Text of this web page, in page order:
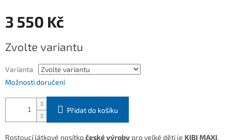
3 550 Kč
cena:
Zvolte variantu
Varianta
Možnosti doručení
Přidat do košíku
Rostoucí látkové nosítkočeské výroby pro velké děti je KIBI MAXI.